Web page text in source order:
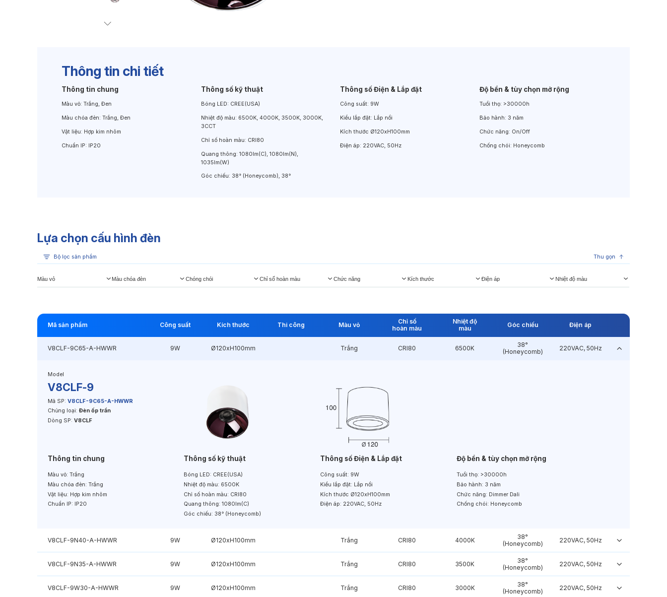
Thông tin chi tiết
Thông tin chung
Màu vỏ: Trắng, Đen
Màu chóa đèn: Trắng, Đen
Vật liệu: Hợp kim nhôm
Chuẩn IP: IP20
Thông số kỹ thuật
Bóng LED: CREE(USA)
Nhiệt độ màu: 6500K, 4000K, 3500K, 3000K,
3CCT
Chỉ số hoàn màu: CRI80
Quang thông: 1080lm(C), 1080lm(N),
1035lm(W)
Góc chiếu: 38° (Honeycomb), 38°
Thông số Điện & Lắp đặt
Công suất: 9W
Kiểu lắp đặt: Lắp nổi
Kích thước Ø120xH100mm
Điện áp: 220VAC, 50Hz
Độ bền & tùy chọn mở rộng
Tuổi thọ: >30000h
Bảo hành: 3 năm
Chức năng: On/Off
Chống chói: Honeycomb
Lựa chọn cấu hình đèn
Bộ lọc sản phẩm Thu gọn
Màu vỏ Màu chóa đèn Chóng chói Chỉ số hoàn màu Chức năng Kích thước Điện áp Nhiệt độ màu
Mã sản phẩm Công suất Kích thước Thi công Màu vỏ
Chỉ số
hoàn màu
Nhiệt độ
màu
Góc chiếu Điện áp
V8CLF-9C65-A-HWWR 9W Ø120xH100mm Trắng CRI80 6500K
38°
(Honeycomb)
220VAC, 50Hz
Model
V8CLF-9
Mã SP: V8CLF-9C65-A-HWWR
Chủng loại: Đèn ốp trần
Dòng SP: V8CLF
Thông tin chung
Màu vỏ: Trắng
Màu chóa đèn: Trắng
Vật liệu: Hợp kim nhôm
Chuẩn IP:
IP20
Thông số kỹ thuật
Bóng LED: CREE(USA)
Nhiệt độ màu: 6500K
Chỉ số hoàn màu: CRI80
Quang thông: 1080lm(C)
Góc chiếu: 38° (Honeycomb)
Thông số Điện & Lắp đặt
Công suất: 9W
Kiểu lắp đặt: Lắp nổi
Kích thước Ø120xH100mm
Điện áp: 220VAC, 50Hz
Độ bền & tùy chọn mở rộng
Tuổi thọ: >30000h
Bảo hành: 3 năm
Chức năng: Dimmer Dali
Chống chói: Honeycomb
V8CLF-9N40-A-HWWR 9W Ø120xH100mm Trắng CRI80 4000K
38°
(Honeycomb)
220VAC, 50Hz
V8CLF-9N35-A-HWWR 9W Ø120xH100mm Trắng CRI80 3500K
38°
(Honeycomb)
220VAC, 50Hz
V8CLF-9W30-A-HWWR 9W Ø120xH100mm Trắng CRI80 3000K
38°
(Honeycomb)
220VAC, 50Hz